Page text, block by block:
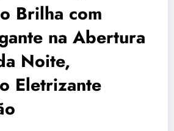
Brilha com
na Abertura
Noite,
Eletrizante